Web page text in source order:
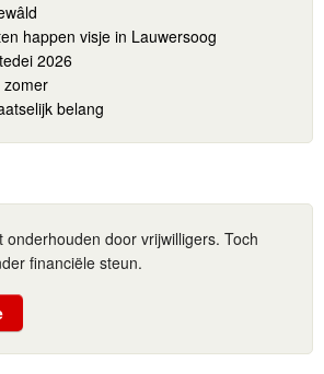
happen visje in Lauwersoog
2026
zomer
belang
onderhouden door vrijwilligers. Toch
financiële steun.